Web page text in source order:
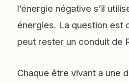
l’énergie négative s’il
énergies. La question est
peut rester un conduit de
Chaque être vivant a une